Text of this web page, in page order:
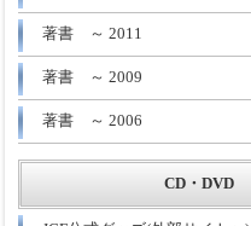
著書 ～ 2011
著書 ～ 2009
著書 ～ 2006
CD・DVD